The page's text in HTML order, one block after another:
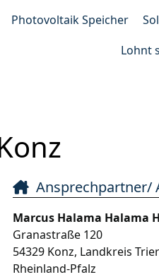
Photovoltaik Speicher
Lohnt
Ansprechpartner/
Marcus Halama Halama
Granastraße 120
54329 Konz, Landkreis
Rheinland-Pfalz